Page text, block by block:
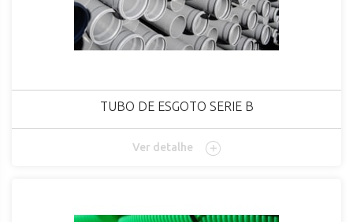
TUBO DE ESGOTO SERIE B
Ver detalhe